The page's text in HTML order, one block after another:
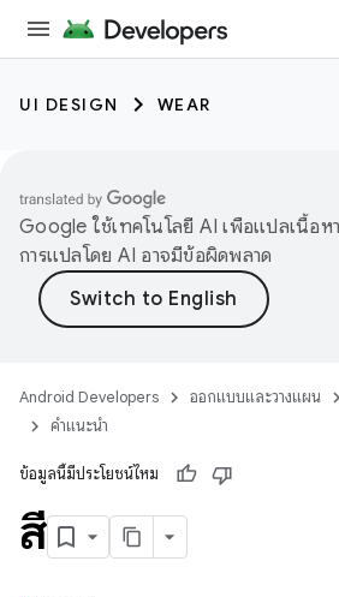
UI DESIGN WEAR
Google ใช้เทคโนโลยี AI เพื่อแปลเนื้อ
การแปลโดย AI อาจมีข้อผิดพลาด
Android Developers ออกแบบและวางแผน
คำแนะนำ
ข้อมูลนี้มีประโยชน์ไหม
สี